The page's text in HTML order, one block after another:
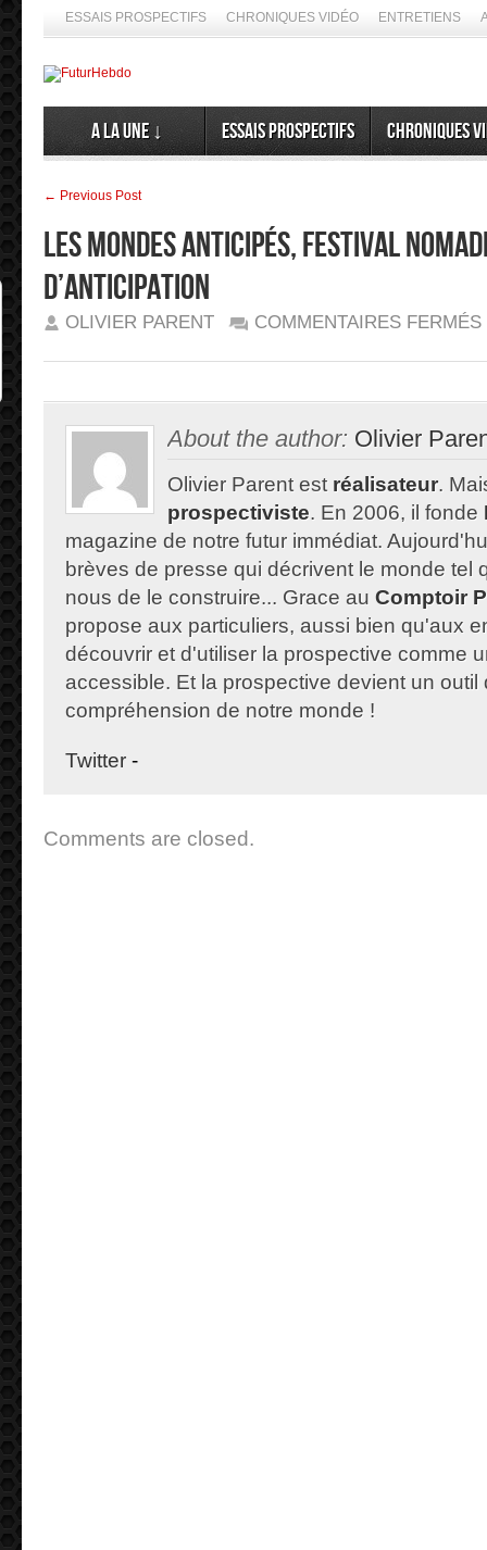
ESSAIS PROSPECTIFS CHRONIQUES VIDÉO ENTRETIENS
A la Une ↓ Essais prospectifs Chroniques
← Previous Post
Les Mondes Anticipés, festival
d’anticipation
OLIVIER PARENT COMMENTAIRES FERMÉS
About the author: Olivier
Olivier Parent est réalisateur.
prospectiviste. En 2006, il fonde
magazine de notre futur immédiat.
brèves de presse qui décrivent le monde tel
nous de le construire... Grace au Comptoir
propose aux particuliers, aussi bien qu'aux
découvrir et d'utiliser la prospective comme
accessible. Et la prospective devient un outil
compréhension de notre monde !
Twitter -
Comments are closed.